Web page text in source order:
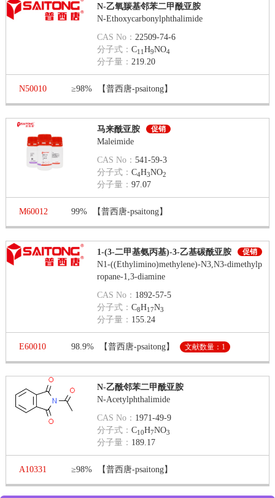
N-乙氧羰基邻苯二甲酰亚胺
N-Ethoxycarbonylphthalimide
CAS No：22509-74-6
分子式：C11H9NO4
分子量：219.20
N50010 ≥98% 【普西唐-psaitong】
马来酰亚胺 促销
Maleimide
CAS No：541-59-3
分子式：C4H3NO2
分子量：97.07
M60012 99% 【普西唐-psaitong】
1-(3-二甲基氨丙基)-3-乙基碳酰亚胺 促销
N1-((Ethylimino)methylene)-N3,N3-dimethylp
ropane-1,3-diamine
CAS No： 1892-57-5
分子式：C8H17N3
分子量： 155.24
E60010 98.9% 【普西唐-psaitong】 文献数量：1
N-乙酰邻苯二甲酰亚胺
N-Acetylphthalimide
CAS No： 1971-49-9
分子式：C10H7NO3
分子量： 189.17
A10331 ≥98% 【普西唐-psaitong】